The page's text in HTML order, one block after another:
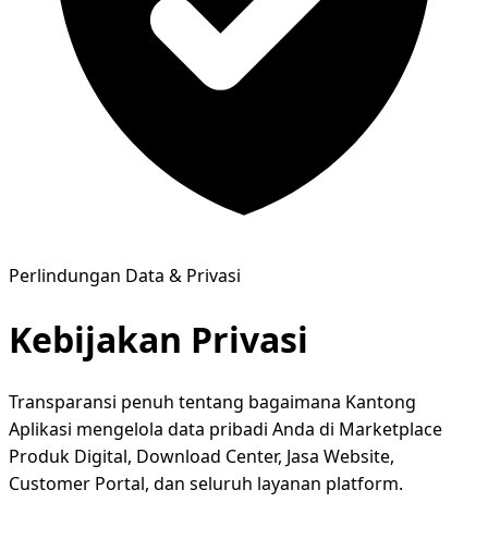
Perlindungan Data & Privasi
Kebijakan Privasi
Transparansi penuh tentang bagaimana Kantong
Aplikasi mengelola data pribadi Anda di Marketplace
Produk Digital, Download Center, Jasa Website,
Customer Portal, dan seluruh layanan platform.